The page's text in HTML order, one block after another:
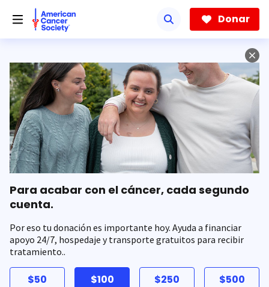
hacia
contenido
Donar
Para acabar con el cáncer, cada segundo
cuenta.
Por eso tu donación es importante hoy. Ayuda a financiar
apoyo 24/7, hospedaje y transporte gratuitos para recibir
tratamiento..
$50 $100 $250 $500